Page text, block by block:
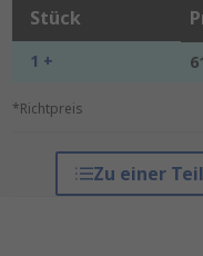
Stück
1 +
*Richtpreis
Zu einer